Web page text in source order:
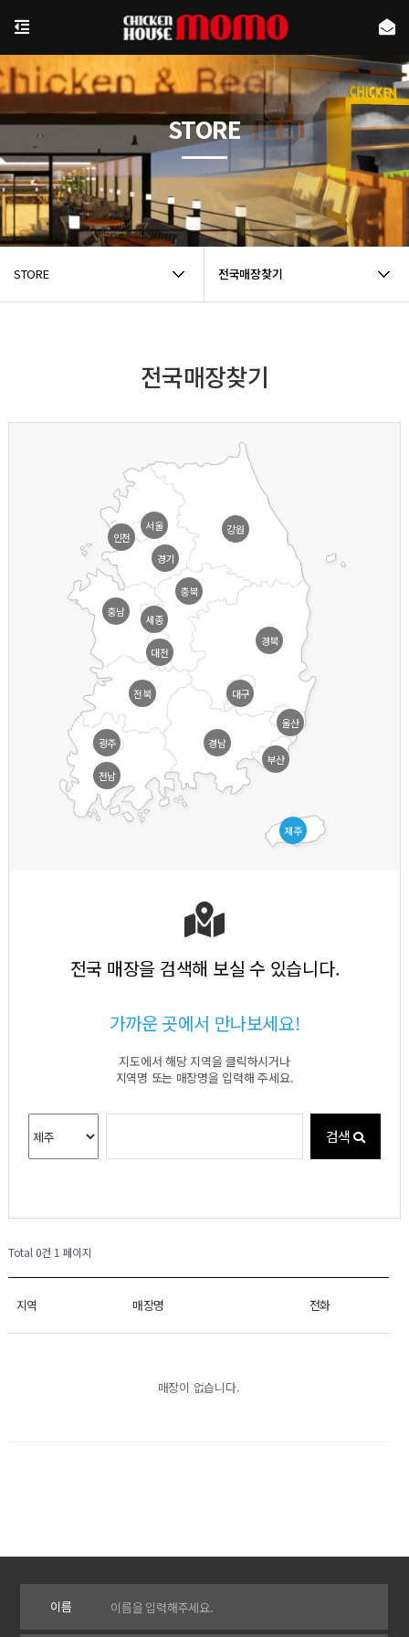
STORE 전국매장찾기
STORE
전국매장찾기
서울
인천
경기
강원
충북
충남
세종
대전
경북
대구
전북
광주
전남
울산
부산
경남
제주
전국 매장을 검색해 보실 수 있습니다.
가까운 곳에서 만나보세요!
지도에서 해당 지역을 클릭하시거나
지역명 또는 매장명을 입력해 주세요.
검색
Total 0건 1 페이지
지역 매장명 전화
매장이 없습니다.
이름